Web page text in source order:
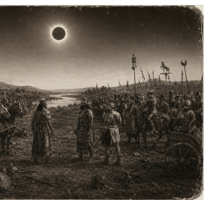
til lausna er um­tals­verð­ur.